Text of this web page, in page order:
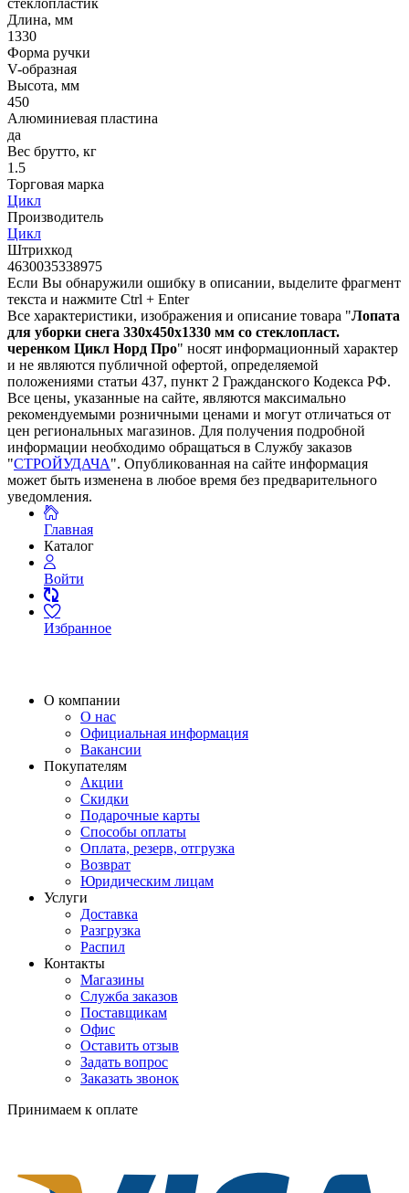
стеклопластик
Длина, мм
1330
Форма ручки
V-образная
Высота, мм
450
Алюминиевая пластина
да
Вес брутто, кг
1.5
Торговая марка
Цикл
Производитель
Цикл
Штрихкод
4630035338975
Если Вы обнаружили ошибку в описании, выделите фрагмент
текста и нажмите Ctrl + Enter
Все характеристики, изображения и описание товара "Лопата
для уборки снега 330х450х1330 мм со стеклопласт.
черенком Цикл Норд Про" носят информационный характер
и не являются публичной офертой, определяемой
положениями статьи 437, пункт 2 Гражданского Кодекса РФ.
Все цены, указанные на сайте, являются максимально
рекомендуемыми розничными ценами и могут отличаться от
цен региональных магазинов. Для получения подробной
информации необходимо обращаться в Службу заказов
"СТРОЙУДАЧА". Опубликованная на сайте информация
может быть изменена в любое время без предварительного
уведомления.
Главная
Каталог
Войти
Избранное
О компании
О нас
Официальная информация
Вакансии
Покупателям
Акции
Скидки
Подарочные карты
Способы оплаты
Оплата, резерв, отгрузка
Возврат
Юридическим лицам
Услуги
Доставка
Разгрузка
Распил
Контакты
Магазины
Служба заказов
Поставщикам
Офис
Оставить отзыв
Задать вопрос
Заказать звонок
Принимаем к оплате